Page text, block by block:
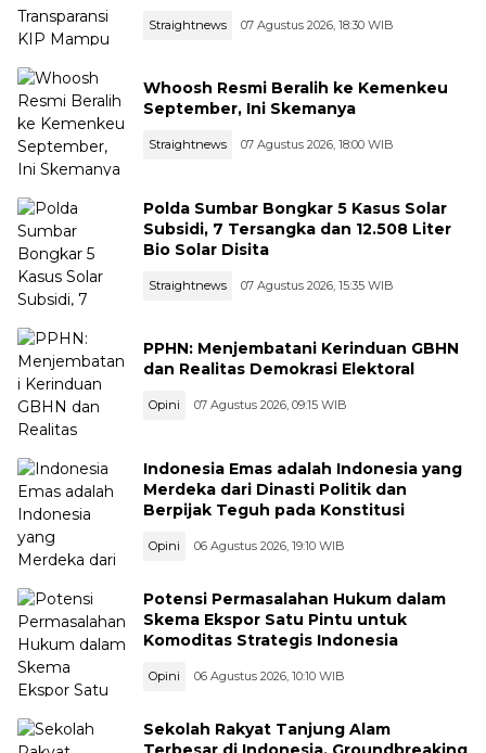
Straightnews 07 Agustus 2026, 18:30 WIB
Whoosh Resmi Beralih ke Kemenkeu
September, Ini Skemanya
Straightnews 07 Agustus 2026, 18:00 WIB
Polda Sumbar Bongkar 5 Kasus Solar
Subsidi, 7 Tersangka dan 12.508 Liter
Bio Solar Disita
Straightnews 07 Agustus 2026, 15:35 WIB
PPHN: Menjembatani Kerinduan GBHN
dan Realitas Demokrasi Elektoral
Opini 07 Agustus 2026, 09:15 WIB
Indonesia Emas adalah Indonesia yang
Merdeka dari Dinasti Politik dan
Berpijak Teguh pada Konstitusi
Opini 06 Agustus 2026, 19:10 WIB
Potensi Permasalahan Hukum dalam
Skema Ekspor Satu Pintu untuk
Komoditas Strategis Indonesia
Opini 06 Agustus 2026, 10:10 WIB
Sekolah Rakyat Tanjung Alam